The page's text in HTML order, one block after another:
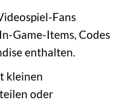
Fans
Game-Items, Codes
enthalten.
kleinen
oder